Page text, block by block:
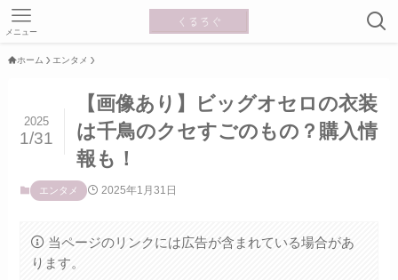
メニュー
ホーム エンタメ
【画像あり】ビッグオセロの衣装
は千鳥のクセすごのもの？購入情
報も！
2025
1/31
エンタメ 2025年1月31日
当ページのリンクには広告が含まれている場合があ
ります。